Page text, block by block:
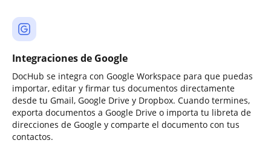
Integraciones de Google
DocHub se integra con Google Workspace para que puedas
importar, editar y firmar tus documentos directamente
desde tu Gmail, Google Drive y Dropbox. Cuando termines,
exporta documentos a Google Drive o importa tu libreta de
direcciones de Google y comparte el documento con tus
contactos.